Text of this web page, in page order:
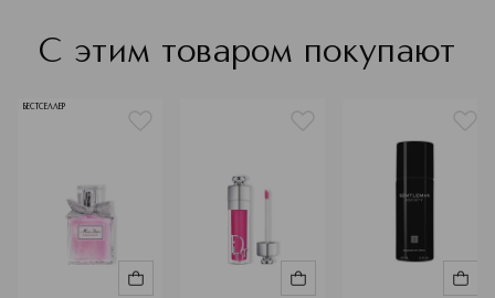
С этим товаром покупают
БЕСТСЕЛЛЕР